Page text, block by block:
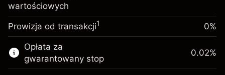
Rozmiar transakcji z dźwignią ~
Środki z dźwigni ~$19,000.00
Idź do platformy
Opłata overnight za
utrzymanie pozycji
Opłaty od pełnej wartości
pozycji
%
Rozmiar transakcji z dźwignią ~
$20,000.00
Środki z dźwigni ~
$19,000.00
wartościowych
Prowizja od transakcji1 0%
Opłata za
gwarantowany stop
0.02%